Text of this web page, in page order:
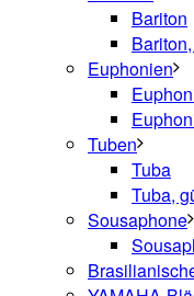
Bariton
Euphonien
Tuben
Tuba
Tuba,
Sousaphone